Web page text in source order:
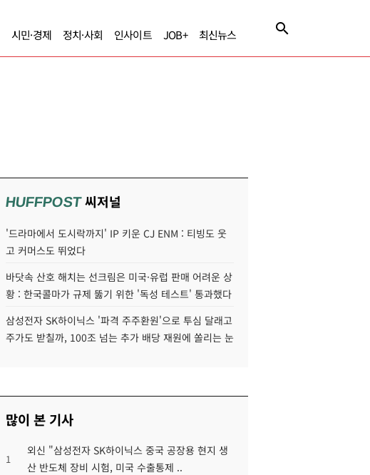
시민·경제 정치·사회 인사이트 JOB+ 최신뉴스
HUFFPOST씨저널
'드라마에서 도시락까지' IP 키운 CJ ENM : 티빙도 웃
고 커머스도 뛰었다
바닷속 산호 해치는 선크림은 미국·유럽 판매 어려운 상
황 : 한국콜마가 규제 뚫기 위한 '독성 테스트' 통과했다
삼성전자 SK하이닉스 '파격 주주환원'으로 투심 달래고
주가도 받칠까, 100조 넘는 추가 배당 재원에 쏠리는 눈
많이 본 기사
1
외신 "삼성전자 SK하이닉스 중국 공장용 현지 생
산 반도체 장비 시험, 미국 수출통제 ..